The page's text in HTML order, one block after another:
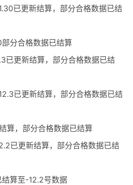
已更新结算，部分合格数据已结
分合格数据已结算
已更新结算，部分合格数据已结
已更新结算，部分合格数据已结
算，部分合格数据已结算
已更新结算，部分合格数据已结
算至-12.2号数据